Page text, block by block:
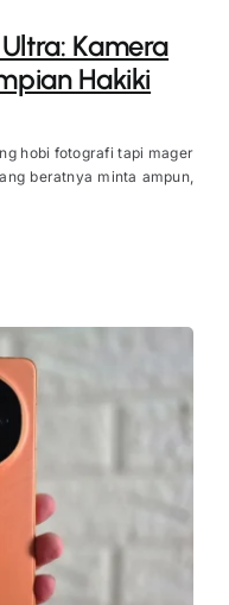
Kamera
Hakiki
hobi fotografi tapi mager
beratnya minta ampun,